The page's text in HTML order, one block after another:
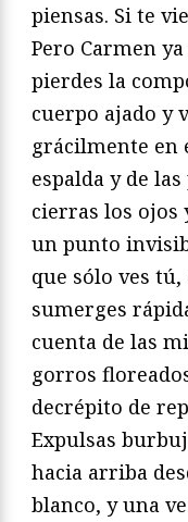
piensas. Si te
Pero Carmen
pierdes la
cuerpo ajado y
grácilmente en
espalda y de
cierras los ojos
un punto
que sólo ves tú,
sumerges
cuenta de las
gorros
decrépito de
Expulsas
hacia arriba
blanco, y una